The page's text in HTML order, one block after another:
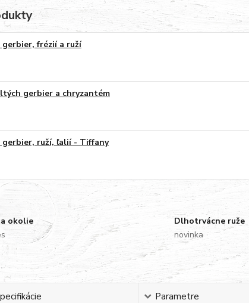
gerbier, frézií a ruží
gerbier a chryzantém
gerbier, ruží, ľalií - Tiffany
okolie
Dlhotrvácne ruže
novinka
Parametre